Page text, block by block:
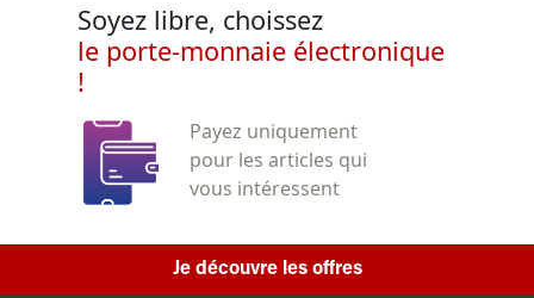
Soyez libre, choissez
le porte-monnaie électronique
!
Payez uniquement
pour les articles qui
vous intéressent
Je découvre les offres